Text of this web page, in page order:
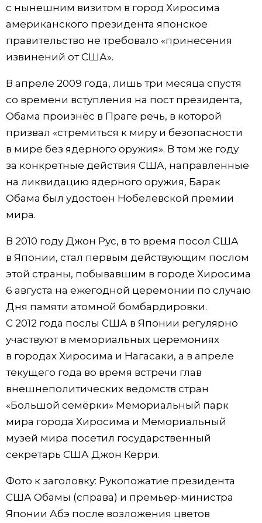
с нынешним визитом в город Хиросима
американского президента японское
правительство не требовало «принесения
извинений от США».
В апреле 2009 года, лишь три месяца спустя
со времени вступления на пост президента,
Обама произнёс в Праге речь, в которой
призвал «стремиться к миру и безопасности
в мире без ядерного оружия». В том же году
за конкретные действия США, направленные
на ликвидацию ядерного оружия, Барак
Обама был удостоен Нобелевской премии
мира.
В 2010 году Джон Рус, в то время посол США
в Японии, стал первым действующим послом
этой страны, побывавшим в городе Хиросима
6 августа на ежегодной церемонии по случаю
Дня памяти атомной бомбардировки.
С 2012 года послы США в Японии регулярно
участвуют в мемориальных церемониях
в городах Хиросима и Нагасаки, а в апреле
текущего года во время встречи глав
внешнеполитических ведомств стран
«Большой семёрки» Мемориальный парк
мира города Хиросима и Мемориальный
музей мира посетил государственный
секретарь США Джон Керри.
Фото к заголовку: Рукопожатие президента
США Обамы (справа) и премьер-министра
Японии Абэ после возложения цветов